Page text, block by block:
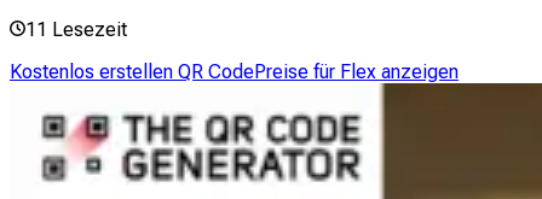
11 Lesezeit
Kostenlos erstellen QR CodePreise für Flex anzeigen